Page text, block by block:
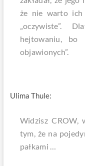
że nie warto ich
„oczywiste”.
hejtowaniu, bo
objawionych”.
Ulima Thule:
Widzisz CROW,
tym, że na
pałkami …